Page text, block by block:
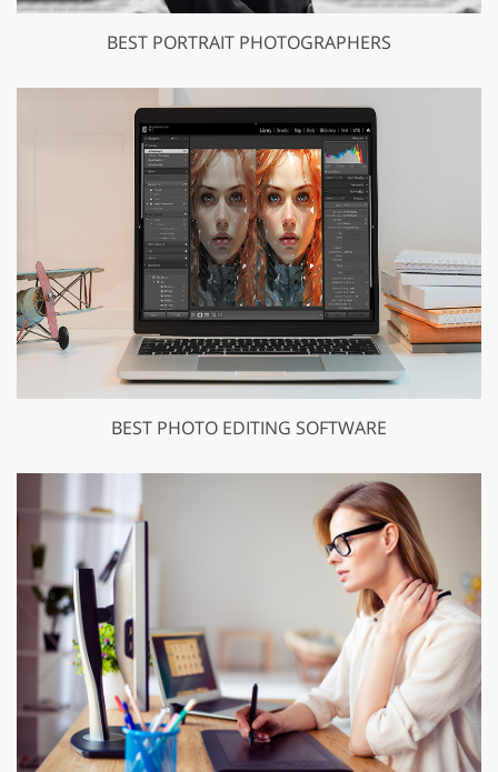
BEST PORTRAIT PHOTOGRAPHERS
BEST PHOTO EDITING SOFTWARE